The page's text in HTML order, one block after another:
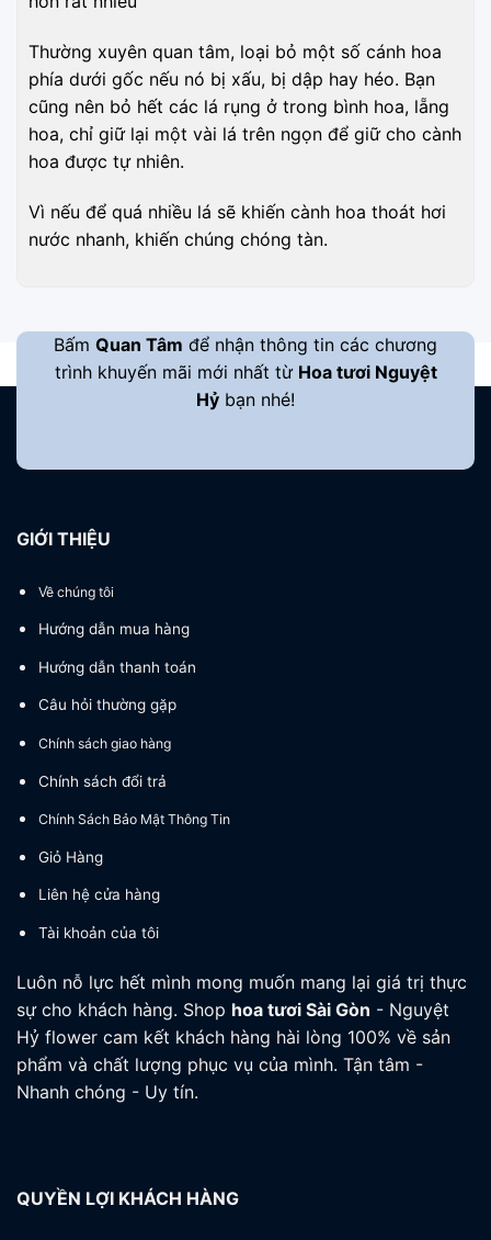
Thường xuyên quan tâm, loại bỏ một số cánh hoa
phía dưới gốc nếu nó bị xấu, bị dập hay héo. Bạn
cũng nên bỏ hết các lá rụng ở trong bình hoa, lẵng
hoa, chỉ giữ lại một vài lá trên ngọn để giữ cho cành
hoa được tự nhiên.
Vì nếu để quá nhiều lá sẽ khiến cành hoa thoát hơi
nước nhanh, khiến chúng chóng tàn.
Bấm Quan Tâm để nhận thông tin các chương
trình khuyến mãi mới nhất từ Hoa tươi Nguyệt
Hỷ bạn nhé!
GIỚI THIỆU
Về chúng tôi
Hướng dẫn mua hàng
Hướng dẫn thanh toán
Câu hỏi thường gặp
Chính sách giao hàng
Chính sách đổi trả
Chính Sách Bảo Mật Thông Tin
Giỏ Hàng
Liên hệ cửa hàng
Tài khoản của tôi
Luôn nỗ lực hết mình mong muốn mang lại giá trị thực
sự cho khách hàng. Shop hoa tươi Sài Gòn - Nguyệt
Hỷ flower cam kết khách hàng hài lòng 100% về sản
phẩm và chất lượng phục vụ của mình. Tận tâm -
Nhanh chóng - Uy tín.
QUYỀN LỢI KHÁCH HÀNG